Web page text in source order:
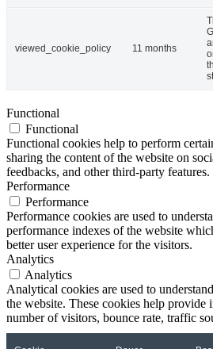
viewed_cookie_policy 11 months
Functional
Functional
Functional cookies help to perform
sharing the content of the website on
feedbacks, and other third-party features.
Performance
Performance
Performance cookies are used to
performance indexes of the website
better user experience for the visitors.
Analytics
Analytics
Analytical cookies are used to
the website. These cookies help provide
number of visitors, bounce rate, traffic